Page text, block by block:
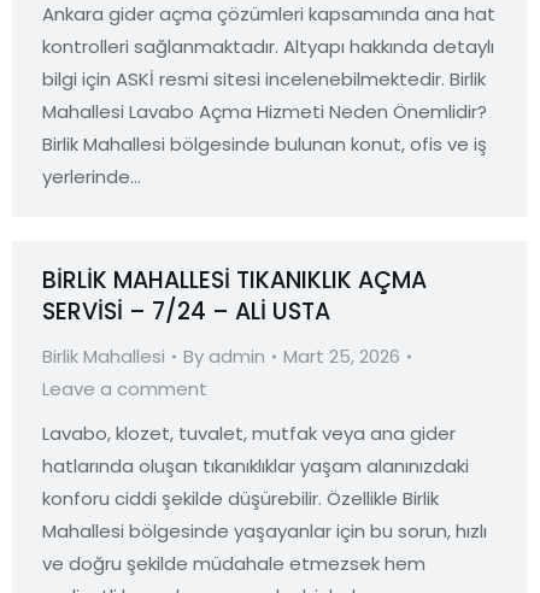
Ankara gider açma çözümleri kapsamında ana hat
kontrolleri sağlanmaktadır. Altyapı hakkında detaylı
bilgi için ASKİ resmi sitesi incelenebilmektedir. Birlik
Mahallesi Lavabo Açma Hizmeti Neden Önemlidir?
Birlik Mahallesi bölgesinde bulunan konut, ofis ve iş
yerlerinde…
BİRLİK MAHALLESİ TIKANIKLIK AÇMA
SERVİSİ – 7/24 – ALİ USTA
Birlik Mahallesi By admin
Mart 25, 2026
Leave a comment
Lavabo, klozet, tuvalet, mutfak veya ana gider
hatlarında oluşan tıkanıklıklar yaşam alanınızdaki
konforu ciddi şekilde düşürebilir. Özellikle Birlik
Mahallesi bölgesinde yaşayanlar için bu sorun, hızlı
ve doğru şekilde müdahale etmezsek hem